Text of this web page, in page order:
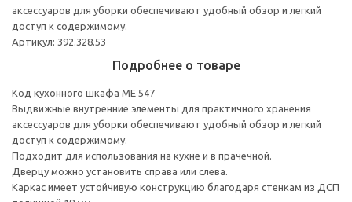
аксессуаров для уборки обеспечивают удобный обзор и легкий
доступ к содержимому.
Артикул: 392.328.53
Подробнее о товаре
Код кухонного шкафа ME 547
Выдвижные внутренние элементы для практичного хранения
аксессуаров для уборки обеспечивают удобный обзор и легкий
доступ к содержимому.
Подходит для использования на кухне и в прачечной.
Дверцу можно установить справа или слева.
Каркас имеет устойчивую конструкцию благодаря стенкам из ДСП